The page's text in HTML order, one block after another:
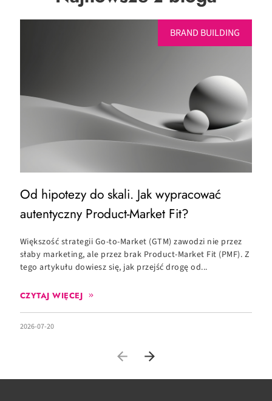
BRAND BUILDING
Od hipotezy do skali. Jak wypracować
autentyczny Product-Market Fit?
Większość strategii Go-to-Market (GTM) zawodzi nie przez
słaby marketing, ale przez brak Product-Market Fit (PMF). Z
tego artykułu dowiesz się, jak przejść drogę od...
CZYTAJ WIĘCEJ
2026-07-20